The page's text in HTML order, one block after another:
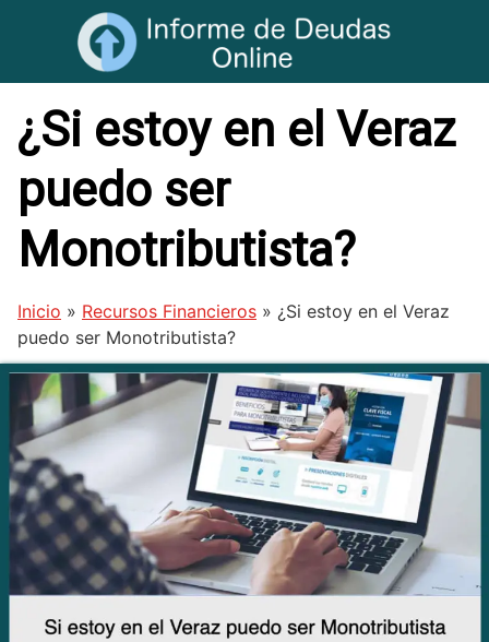
contenido
¿Si estoy en el Veraz
puedo ser
Monotributista?
Inicio » Recursos Financieros » ¿Si estoy en el Veraz
puedo ser Monotributista?